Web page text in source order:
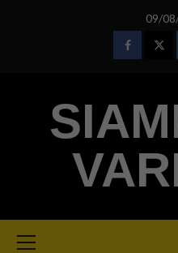
09/
Facebook
Menu